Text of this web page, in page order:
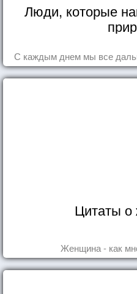
Люди, которые
С каждым днем мы все
Цитаты
Женщина - как